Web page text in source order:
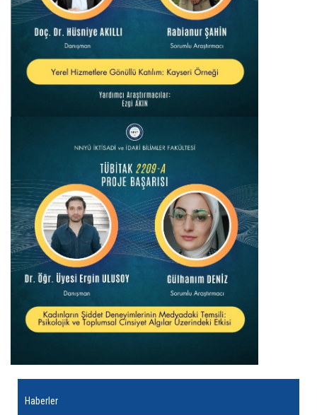
Haberler